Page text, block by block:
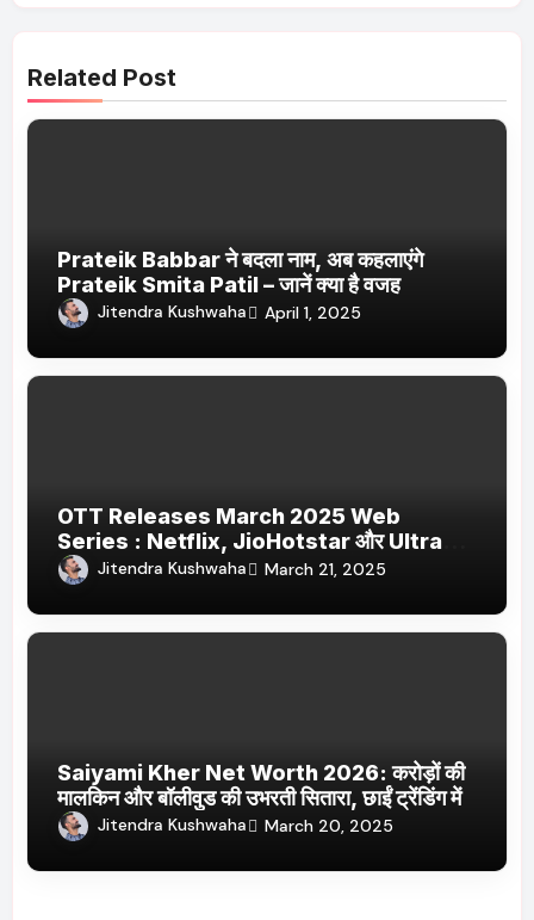
Related Post
Prateik Babbar ने बदला नाम, अब कहलाएंगे
Prateik Smita Patil – जानें क्या है वजह
Jitendra Kushwaha April 1, 2025
OTT Releases March 2025 Web
Series : Netflix, JioHotstar और Ultra
Jhakaas पर नई वेब सीरीज और फिल्में
Jitendra Kushwaha March 21, 2025
Saiyami Kher Net Worth 2026: करोड़ों की
मालकिन और बॉलीवुड की उभरती सितारा, छाईं ट्रेंडिंग में
Jitendra Kushwaha March 20, 2025